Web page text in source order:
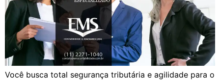
Você busca total segurança tributária e agilidade para o